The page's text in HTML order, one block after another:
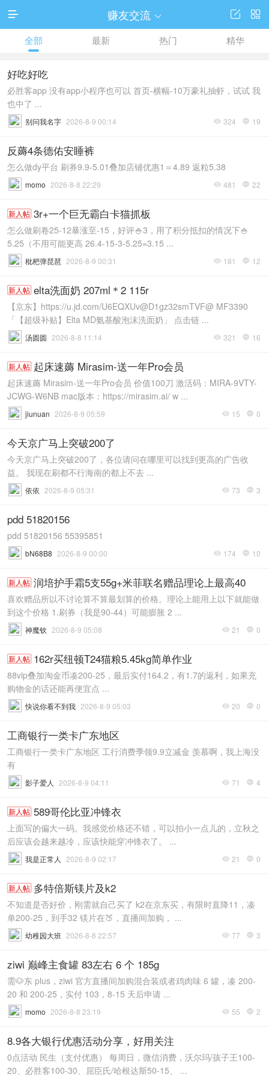
 赚友交流  

全部 最新 热门 精华
好吃好吃
必胜客app 没有app小程序也可以 首页-横幅-10万豪礼抽虾，试试 我
也中了 ...
 324  19
别问我名字 2026-8-9 00:14
反薅4条德佑安睡裤
怎么做dy平台 刷券9.9-5.01叠加店铺优惠1＝4.89 返粒5.38
 481  22
momo 2026-8-8 22:29
新人帖 3r+一个巨无霸白卡猫抓板
怎么做刷卷25-12暴涨至-15，好评🍚3，用了积分抵扣的情况下🍚
5.25（不用可能更高 26.4-15-3-5.25=3.15 ...
 181  12
枇杷弹琵琶 2026-8-9 00:31
新人帖 elta洗面奶 207ml＊2 115r
【京东】https://u.jd.com/U6EQXUv@D1gz32smTVF@ MF3390
「【超级补贴】Elta MD氨基酸泡沫洗面奶」 点击链 ...
 321  16
汤圆圆 2026-8-8 11:14
新人帖 起床速薅 Mirasim-送一年Pro会员
起床速薅 Mirasim-送一年Pro会员 价值100刀 激活码：MIRA-9VTY-
JCWG-W6NB mac版本：https://mirasim.ai/ w ...
 15  0
jiunuan 2026-8-9 05:59
今天京广马上突破200了
今天京广马上突破200了，各位请问在哪里可以找到更高的广告收
益。 我现在刷都不行海南的都上不去 ...
 73  3
依依 2026-8-9 05:31
pdd 51820156
pdd 51820156 55395851
 174  10
bN68B8 2026-8-9 00:00
新人帖 润培护手霜5支55g+米菲联名赠品理论上最高40
喜欢赠品所以不讨论算不算最划算的价格。理论上能用上以下就能做
到这个价格 1.刷券（我是90-44）可能膨胀 2 ...
 21  0
神魔钦 2026-8-9 05:08
新人帖 162r买纽顿T24猫粮5.45kg简单作业
88vip叠加淘金币凑200-25，最后实付164.2，有1.7的返利，如果充
购物金的话还能再便宜点 ...
 20  0
快说你看不到我 2026-8-9 05:03
工商银行一类卡广东地区
工商银行一类卡广东地区 工行消费季领9.9立减金 羡慕啊，我上海没
有
 71  4
影子爱人 2026-8-9 04:11
新人帖 589哥伦比亚冲锋衣
上面写的偏大一码。我感觉价格还不错，可以拍小一点儿的，立秋之
后应该会越来越冷，应该快能穿冲锋衣了。 ...
 21  0
我是正常人 2026-8-9 02:17
新人帖 多特倍斯镁片及k2
不知道是否好价，刚需就自己买了 k2在京东买，有限时直降11，凑
单200-25，到手32 镁片在🍑，直播间加购， ...
 77  3
幼稚园大班 2026-8-8 22:57
ziwi 巅峰主食罐 83左右 6 个 185g
需🐶东 plus，ziwi 官方直播间加购混合装或者鸡肉味 6 罐，凑 200-
20 和 200-25，实付 103，8-15 天后申请 ...
 55  2
momo 2026-8-8 23:19
8.9各大银行优惠活动分享，好用关注
0点活动 民生（支付优惠） 每周日，微信消费，沃尔玛/孩子王100-
20、必胜客100-30、屈臣氏/哈根达斯50-15、 ...